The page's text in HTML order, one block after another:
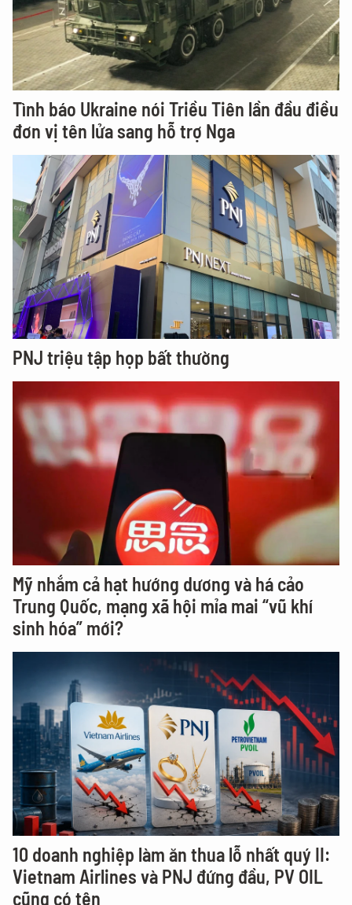
Tình báo Ukraine nói Triều Tiên lần đầu điều
đơn vị tên lửa sang hỗ trợ Nga
PNJ triệu tập họp bất thường
Mỹ nhắm cả hạt hướng dương và há cảo
Trung Quốc, mạng xã hội mỉa mai “vũ khí
sinh hóa” mới?
10 doanh nghiệp làm ăn thua lỗ nhất quý II:
Vietnam Airlines và PNJ đứng đầu, PV OIL
cũng có tên